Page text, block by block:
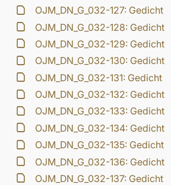
OJM_DN_G_032-127: Gedicht
OJM_DN_G_032-128: Gedicht
OJM_DN_G_032-129: Gedicht
OJM_DN_G_032-130: Gedicht
OJM_DN_G_032-131: Gedicht
OJM_DN_G_032-132: Gedicht
OJM_DN_G_032-133: Gedicht
OJM_DN_G_032-134: Gedicht
OJM_DN_G_032-135: Gedicht
OJM_DN_G_032-136: Gedicht
OJM_DN_G_032-137: Gedicht